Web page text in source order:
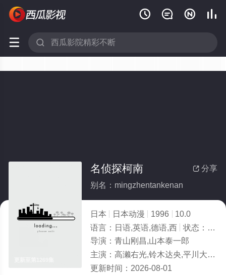
   
 
 分享
名侦探柯南
别名：mingzhentankenan
日本 日本动漫 1996
10.0
语言： 日语,英语,德语,西 状态： 更新
导演： 青山刚昌,山本泰一郎
主演： 高濑右光,铃木达央,平川大辅,渡边明乃,津田健次郎,家中宏,三森铃子,樱井孝宏,坂本真绫,山寺宏一,三石琴乃,伊藤静
更新时间： 2026-08-01